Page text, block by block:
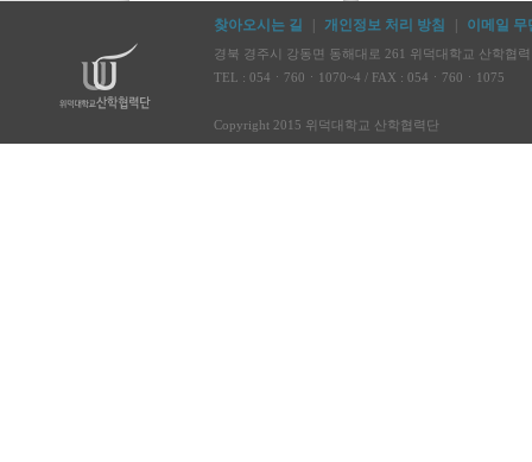
찾아오시는 길 | 개인정보 처리 방침 | 이메일 무
경북 경주시 강동면 동해대로 261 위덕대학교 산학협
TEL : 054ㆍ760ㆍ1070~4 / FAX : 054ㆍ760ㆍ1075
Copyright 2015 위덕대학교 산학협력단